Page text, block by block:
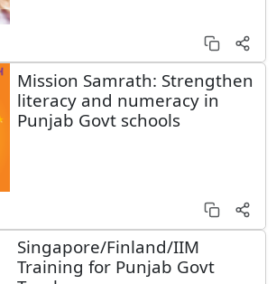
Mission Samrath: Strengthen
literacy and numeracy in
Punjab Govt schools
Singapore/Finland/IIM
Training for Punjab Govt